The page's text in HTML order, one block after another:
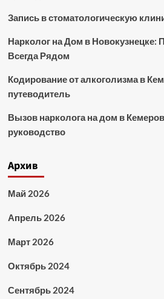
Запись в стоматологическую
Нарколог на Дом в Новокузнецке:
Всегда Рядом
Кодирование от алкоголизма в
путеводитель
Вызов нарколога на дом в
руководство
Архив
Май 2026
Апрель 2026
Март 2026
Октябрь 2024
Сентябрь 2024